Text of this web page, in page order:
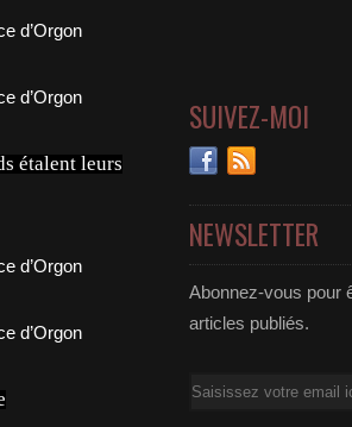
étalent leurs
SUIVEZ-MOI
NEWSLETTER
Abonnez-vous pour
articles publiés.
Email